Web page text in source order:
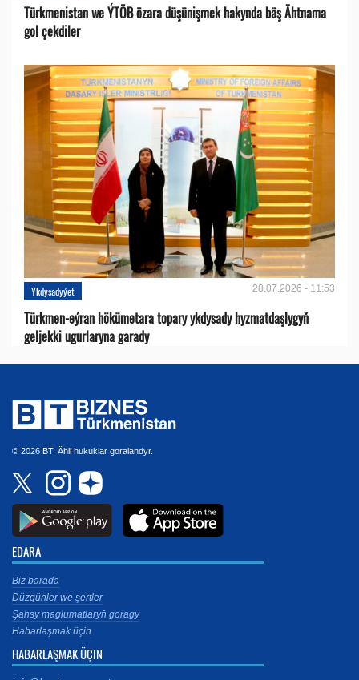
Türkmenistan we ÝTÖB özara düşünişmek hakynda bäş Ähtnama
gol çekdiler
Ykdysadyýet 28.07.2026 - 11:53
Türkmen-eýran hökümetara topary ykdysady hyzmatdaşlygyň
geljekki ugurlaryna garady
© 2026 BT. Ähli hukuklar goralandyr.
EDARA
Biz barada
Düzgünler we şertler
Şahsy maglumatlaryň goragy
Habarlaşmak üçin
HABARLAŞMAK ÜÇIN